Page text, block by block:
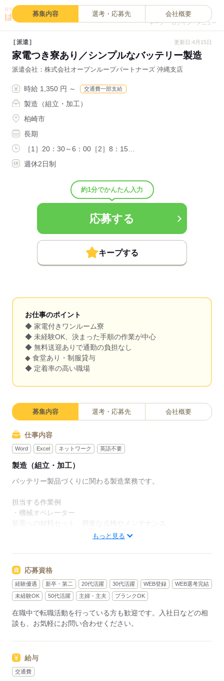
キープ ログイン メニュー
募集内容 選考・応募先 会社概要
派遣 更新日:4月15日
家電つき寮あり／シンプルなバッテリー製造
派遣会社 株式会社オープンループパートナーズ 沖縄支店
時給 1,350 円 ～ 交通費一部支給
製造（組立・加工）
柏崎市
長期
［1］20：30～6：00［2］8：15…
週休2日制
約1分でかんたん入力
応募する
キープする
お仕事のポイント
◆ 家電付きワンルーム寮
◆ 未経験OK、決まった手順の作業が中心
◆ 無料送迎ありで通勤の負担なし
◆ 食堂あり・制服貸与
◆ 定着率の高い職場
募集内容 選考・応募先 会社概要
仕事内容
Word Excel ネットワーク 英語不要
製造（組立・加工）
バッテリー製品づくりに関わる製造業務です。
担当する作業例
・機械オペレーター
・運搬作業
リフターを使用した材料の運搬、供給、取付け作業
応募する
もっと見る
応募資格
経験優遇 新卒・第二 20代活躍 30代活躍 WEB登録
WEB選考完結
未経験OK
50代活躍 主婦・主夫 ブランクOK
在職中で転職活動を行っている方も歓迎です。入社日などの相
談も、お気軽にお問い合わせください。
給与
交通費